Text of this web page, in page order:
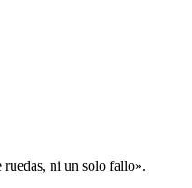
ni un solo fallo».